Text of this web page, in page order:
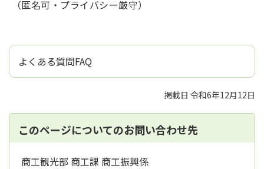
（匿名可・プライバシー厳守）
よくある質問FAQ
掲載日 令和6年12月12日
このページについてのお問い合わせ先
商工観光部 商工課 商工振興係